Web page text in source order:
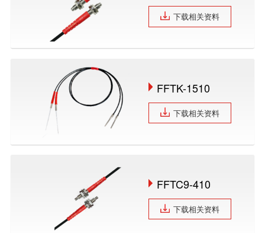
下载相关资料
FFTK-1510
下载相关资料
FFTC9-410
下载相关资料